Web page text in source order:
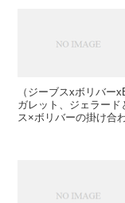
（ジーブスxボリバー
ガレット、ジェラー
ス×ボリバーの掛け合